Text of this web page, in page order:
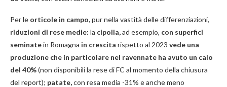
Per le orticole in campo,pur nella vastità delle differenziazioni,
riduzioni di rese medie: la cipolla,ad esempio, con superfici
seminatein Romagna in crescita rispetto al 2023 vede una
produzione che in particolare nel ravennate ha avuto un calo
del 40%(non disponibili la rese di FC al momento della chiusura
del report); patate,con resa media -31% e anche meno